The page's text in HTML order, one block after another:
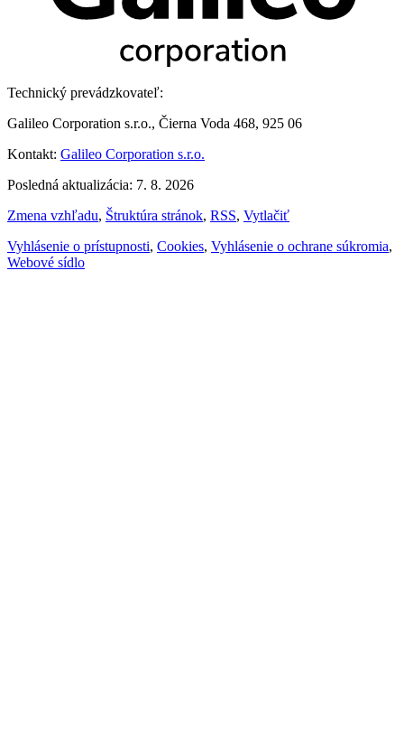
Technický prevádzkovateľ:
Galileo Corporation s.r.o., Čierna Voda 468, 925 06
Kontakt: Galileo Corporation s.r.o.
Posledná aktualizácia: 7. 8. 2026
Zmena vzhľadu, Štruktúra stránok, RSS, Vytlačiť
Vyhlásenie o prístupnosti, Cookies, Vyhlásenie o ochrane súkromia,
Webové sídlo